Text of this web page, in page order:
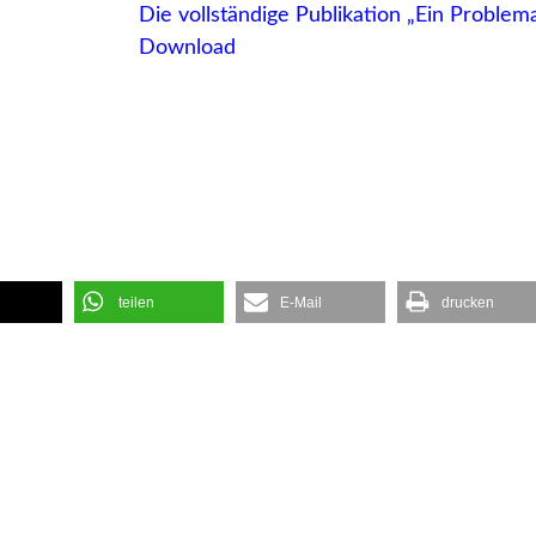
Die vollständige Publikation „Ein
Download
teilen E-Mail drucken